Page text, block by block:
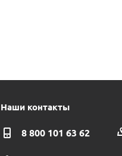
Наши контакты
8 800 101 63 62